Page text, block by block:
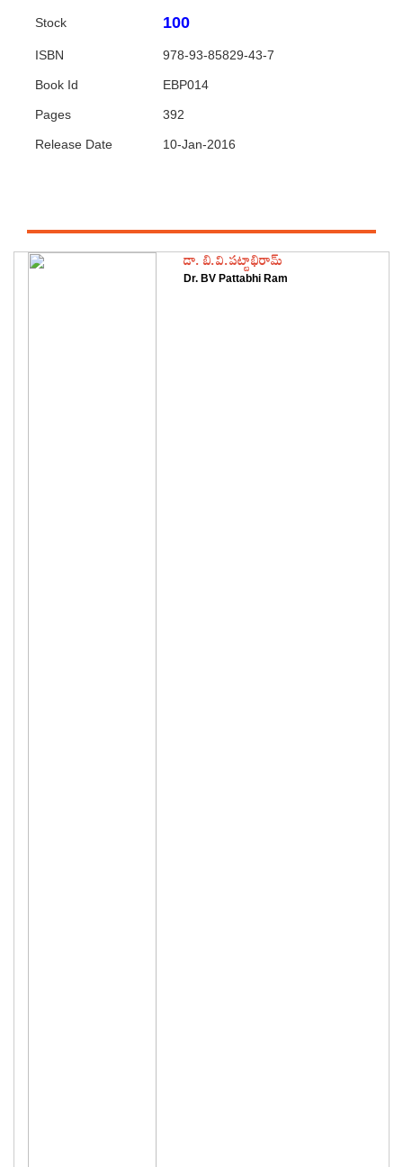
Stock 100
ISBN 978-93-85829-43-7
Book Id EBP014
Pages 392
Release Date 10-Jan-2016
డా. బి.వి.పట్టాభిరామ్
Dr. BV Pattabhi Ram